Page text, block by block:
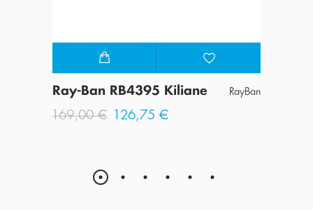
Ray-Ban RB4395 Kiliane RayBan
169,00 € 126,75 €